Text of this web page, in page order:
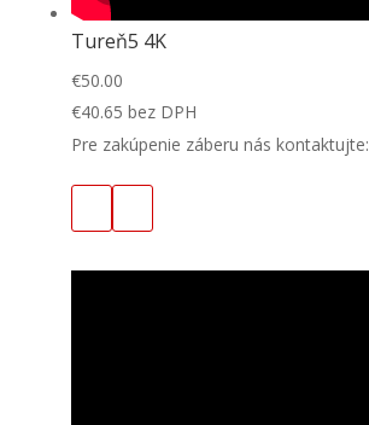
Tureň5 4K
€50.00
€40.65 bez DPH
Pre zakúpenie záberu nás kontaktujte: